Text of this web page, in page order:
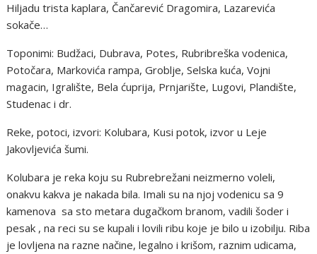
Hiljadu trista kaplara, Čančarević Dragomira, Lazarevića
sokače…
Toponimi: Budžaci, Dubrava, Potes, Rubribreška vodenica,
Potočara, Markovića rampa, Groblje, Selska kuća, Vojni
magacin, Igralište, Bela ćuprija, Prnjarište, Lugovi, Plandište,
Studenac i dr.
Reke, potoci, izvori: Kolubara, Kusi potok, izvor u Leje
Jakovljevića šumi.
Kolubara je reka koju su Rubrebrežani neizmerno voleli,
onakvu kakva je nakada bila. Imali su na njoj vodenicu sa 9
kamenova sa sto metara dugačkom branom, vadili šoder i
pesak , na reci su se kupali i lovili ribu koje je bilo u izobilju. Riba
je lovljena na razne načine, legalno i krišom, raznim udicama,